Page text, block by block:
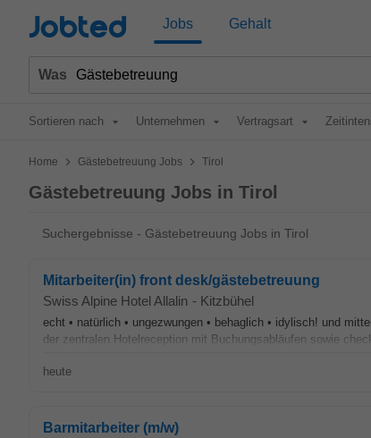
Jobted Jobs Gehalt
Was
Sortieren nach Unternehmen Vertragsart
Home > Gästebetreuung Jobs > Tirol
Gästebetreuung Jobs in Tirol
Suchergebnisse - Gästebetreuung Jobs in Tirol
Mitarbeiter(in) front desk/gästebetreuung
Swiss Alpine Hotel Allalin - Kitzbühel
echt • natürlich • ungezwungen • behaglich • idylisch! und
der zentralen Hotelreception mit Buchungsabläufen sowie
heute
Barmitarbeiter (m/w)